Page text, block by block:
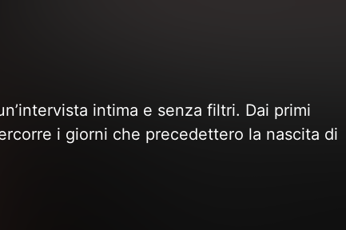
intima e senza filtri. Dai primi
i giorni che precedettero la nascita di